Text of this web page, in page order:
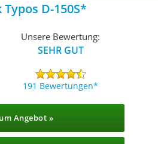
Typos D-150S
Unsere Bewertung:
SEHR GUT
191 Bewertungen
Angebot »